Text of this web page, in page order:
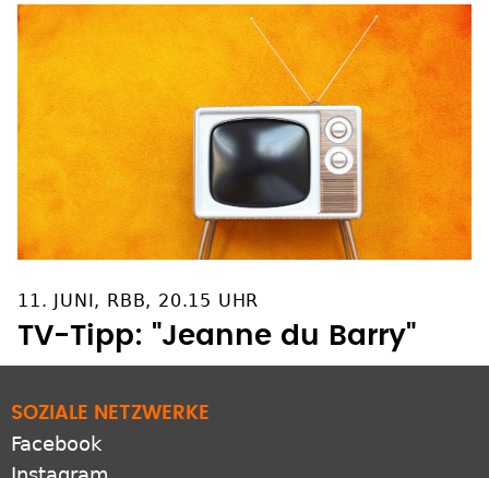
11. JUNI, RBB, 20.15 UHR
TV-Tipp: "Jeanne du Barry"
SOZIALE NETZWERKE
Facebook